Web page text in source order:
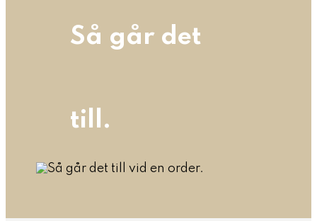
Så går det
till.